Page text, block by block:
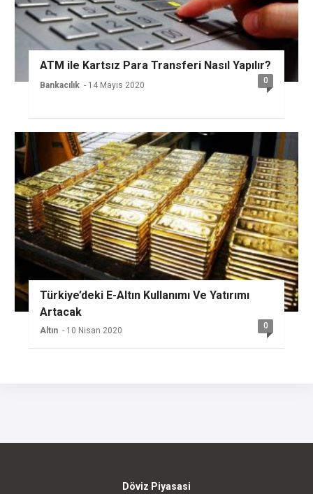
ATM ile Kartsız Para Transferi Nasıl Yapılır?
Bankacılık - 14 Mayıs 2020 0
Türkiye’deki E-Altın Kullanımı Ve Yatırımı
Artacak
Altın - 10 Nisan 2020 0
Döviz Piyasasi